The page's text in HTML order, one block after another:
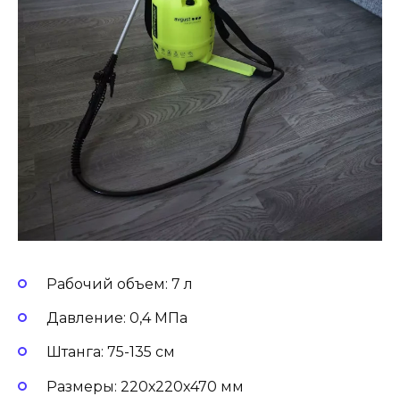
Рабочий объем: 7 л
Давление: 0,4 МПа
Штанга: 75-135 см
Размеры: 220х220х470 мм